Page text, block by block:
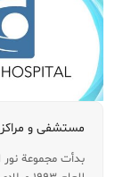
مستشفی و